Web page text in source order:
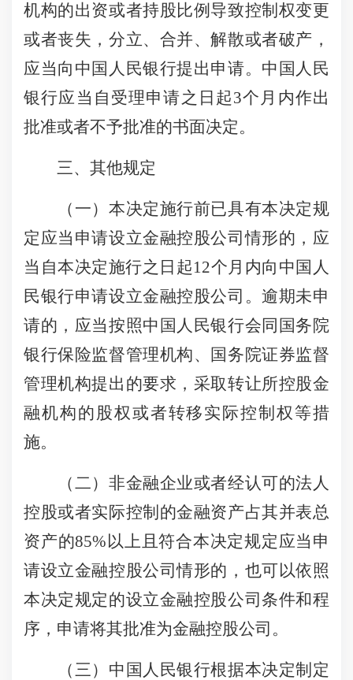
机构的出资或者持股比例导致控制权变更
或者丧失，分立、合并、解散或者破产，
应当向中国人民银行提出申请。中国人民
银行应当自受理申请之日起3个月内作出
批准或者不予批准的书面决定。
三、其他规定
（一）本决定施行前已具有本决定规
定应当申请设立金融控股公司情形的，应
当自本决定施行之日起12个月内向中国人
民银行申请设立金融控股公司。逾期未申
请的，应当按照中国人民银行会同国务院
银行保险监督管理机构、国务院证券监督
管理机构提出的要求，采取转让所控股金
融机构的股权或者转移实际控制权等措
施。
（二）非金融企业或者经认可的法人
控股或者实际控制的金融资产占其并表总
资产的85%以上且符合本决定规定应当申
请设立金融控股公司情形的，也可以依照
本决定规定的设立金融控股公司条件和程
序，申请将其批准为金融控股公司。
（三）中国人民银行根据本决定制定